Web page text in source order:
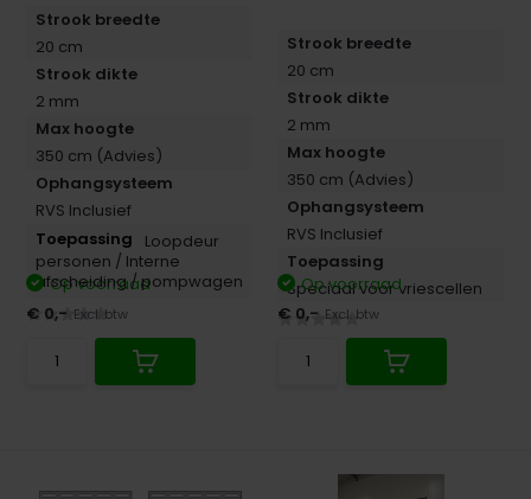
Strook breedte
20 cm
Strook dikte
2 mm
Max hoogte
350 cm (Advies)
Ophangsysteem
RVS Inclusief
Loopdeur
personen / Interne
afscheiding /pompwagen
Op voorraad
€ 0,- Excl. btw
Strook breedte
20 cm
Strook dikte
2 mm
Max hoogte
350 cm (Advies)
Ophangsysteem
RVS Inclusief
Toepassing
Speciaal voor vriescellen
Op voorraad
€ 0,- Excl. btw